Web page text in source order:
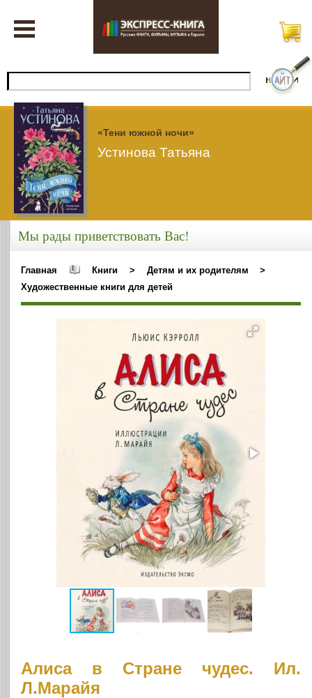
«Тени южной ночи»
Устинова Татьяна
Мы рады приветствовать Вас!
Главная Книги > Детям и их родителям
>
Художественные книги для детей
Алиса в Стране чудес. Ил.
Л.Марайя